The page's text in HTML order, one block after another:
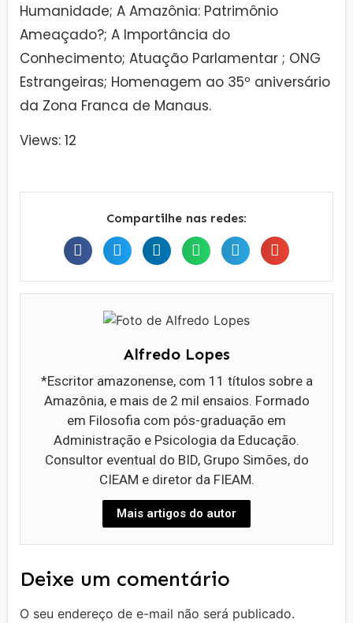
Humanidade; A Amazônia: Patrimônio
Ameaçado?; A Importância do
Conhecimento; Atuação Parlamentar ; ONG
Estrangeiras; Homenagem ao 35º aniversário
da Zona Franca de Manaus.
Views: 12
Compartilhe nas redes:
Alfredo Lopes
*Escritor amazonense, com 11 títulos sobre a
Amazônia, e mais de 2 mil ensaios. Formado
em Filosofia com pós-graduação em
Administração e Psicologia da Educação.
Consultor eventual do BID, Grupo Simões, do
CIEAM e diretor da FIEAM.
Mais artigos do autor
Deixe um comentário
O seu endereço de e-mail não será publicado.